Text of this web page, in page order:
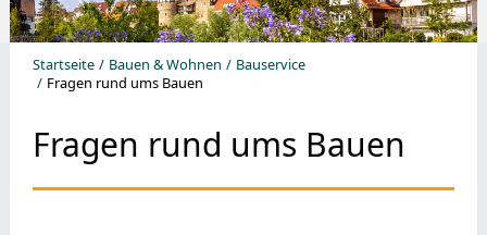
Startseite Bauen & Wohnen
Bauservice
Fragen rund ums Bauen
Fragen rund ums Bauen